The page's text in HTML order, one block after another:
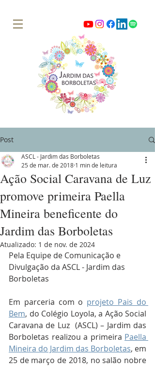
Post
Ação Social Caravana de Luz
promove primeira Paella
Mineira beneficente do
Jardim das Borboletas
ASCL - Jardim das Borboletas
25 de mar. de 2018 1 min de leitura
Atualizado: 1 de nov. de 2024
Pela Equipe de Comunicação e
Divulgação da ASCL - Jardim das
Borboletas
Em parceria com o projeto Pais do
Bem, do Colégio Loyola, a Ação Social
Caravana de Luz  (ASCL) – Jardim das
Borboletas realizou a primeira Paella
Mineira do Jardim das Borboletas, em
25 de março de 2018, no salão nobre